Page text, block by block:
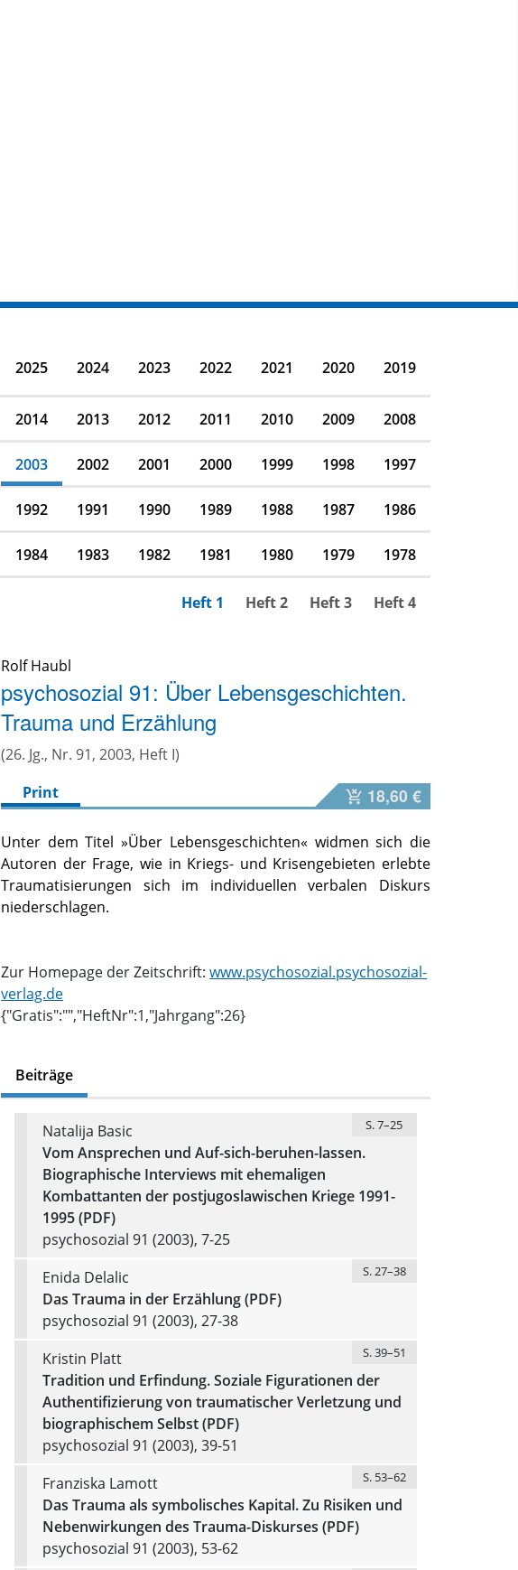
2025 2024 2023 2022 2021 2020 2019
2014 2013 2012 2011 2010 2009 2008
2003 2002 2001 2000 1999 1998 1997
1992 1991 1990 1989 1988 1987 1986
1984 1983 1982 1981 1980 1979 1978
Heft 1 Heft 2 Heft 3 Heft 4
Rolf Haubl
psychosozial 91: Über Lebensgeschichten.
Trauma und Erzählung
(26. Jg., Nr. 91, 2003, Heft I)
Print
18,60 €
Unter dem Titel »Über Lebensgeschichten« widmen sich die
Autoren der Frage, wie in Kriegs- und Krisengebieten erlebte
Traumatisierungen sich im individuellen verbalen Diskurs
niederschlagen.
Zur Homepage der Zeitschrift: www.psychosozial.psychosozial-
verlag.de
{"Gratis":"","HeftNr":1,"Jahrgang":26}
Beiträge
Natalija Basic S. 7–25
Vom Ansprechen und Auf-sich-beruhen-lassen.
Biographische Interviews mit ehemaligen
Kombattanten der postjugoslawischen Kriege 1991-
1995 (PDF)
psychosozial 91 (2003), 7-25
Enida Delalic
S. 27–38
Das Trauma in der Erzählung (PDF)
psychosozial 91 (2003), 27-38
Kristin Platt
S. 39–51
Tradition und Erfindung. Soziale Figurationen der
Authentifizierung von traumatischer Verletzung und
biographischem Selbst (PDF)
psychosozial 91 (2003), 39-51
Franziska Lamott
S. 53–62
Das Trauma als symbolisches Kapital. Zu Risiken und
Nebenwirkungen des Trauma-Diskurses (PDF)
psychosozial 91 (2003), 53-62